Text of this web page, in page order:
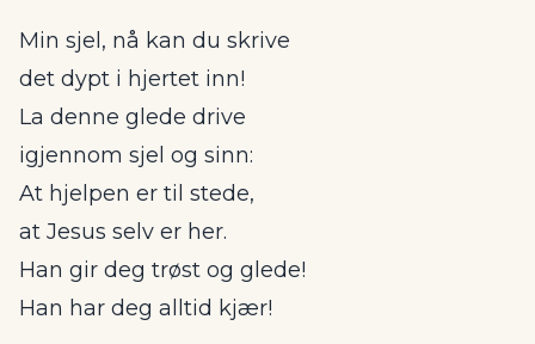
Min sjel, nå kan du skrive
det dypt i hjertet inn!
La denne glede drive
igjennom sjel og sinn:
At hjelpen er til stede,
at Jesus selv er her.
Han gir deg trøst og glede!
Han har deg alltid kjær!